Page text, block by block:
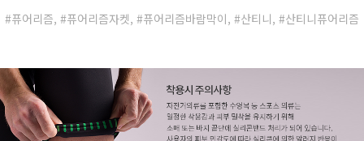
#퓨어리즘, #퓨어리즘자켓, #퓨어리즘바람막이, #산티니, #산티니퓨어리즘